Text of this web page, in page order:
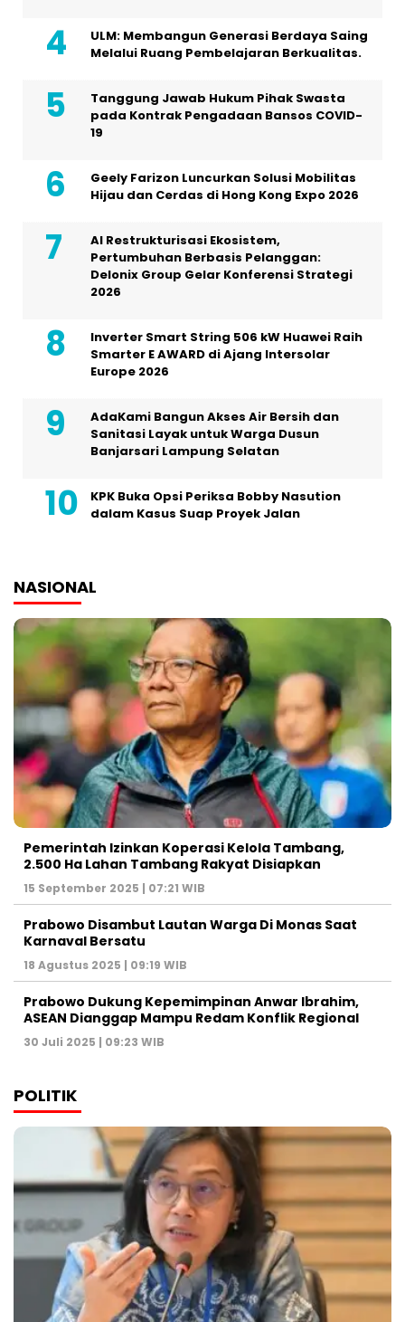
ULM: Membangun Generasi Berdaya Saing
Melalui Ruang Pembelajaran Berkualitas.
Tanggung Jawab Hukum Pihak Swasta
pada Kontrak Pengadaan Bansos COVID-
19
Geely Farizon Luncurkan Solusi Mobilitas
Hijau dan Cerdas di Hong Kong Expo 2026
AI Restrukturisasi Ekosistem,
Pertumbuhan Berbasis Pelanggan:
Delonix Group Gelar Konferensi Strategi
2026
Inverter Smart String 506 kW Huawei Raih
Smarter E AWARD di Ajang Intersolar
Europe 2026
AdaKami Bangun Akses Air Bersih dan
Sanitasi Layak untuk Warga Dusun
Banjarsari Lampung Selatan
KPK Buka Opsi Periksa Bobby Nasution
dalam Kasus Suap Proyek Jalan
NASIONAL
Pemerintah Izinkan Koperasi Kelola Tambang,
2.500 Ha Lahan Tambang Rakyat Disiapkan
15 September 2025 | 07:21 WIB
Prabowo Disambut Lautan Warga Di Monas Saat
Karnaval Bersatu
18 Agustus 2025 | 09:19 WIB
Prabowo Dukung Kepemimpinan Anwar Ibrahim,
ASEAN Dianggap Mampu Redam Konflik Regional
30 Juli 2025 | 09:23 WIB
POLITIK